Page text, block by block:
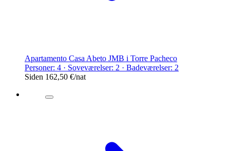
Apartamento Casa Abeto JMB i Torre Pacheco
Personer: 4 · Soveværelser: 2 · Badeværelser: 2
Siden 162,50 €/nat